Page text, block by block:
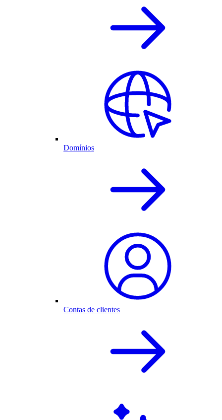
Domínios
Contas de clientes